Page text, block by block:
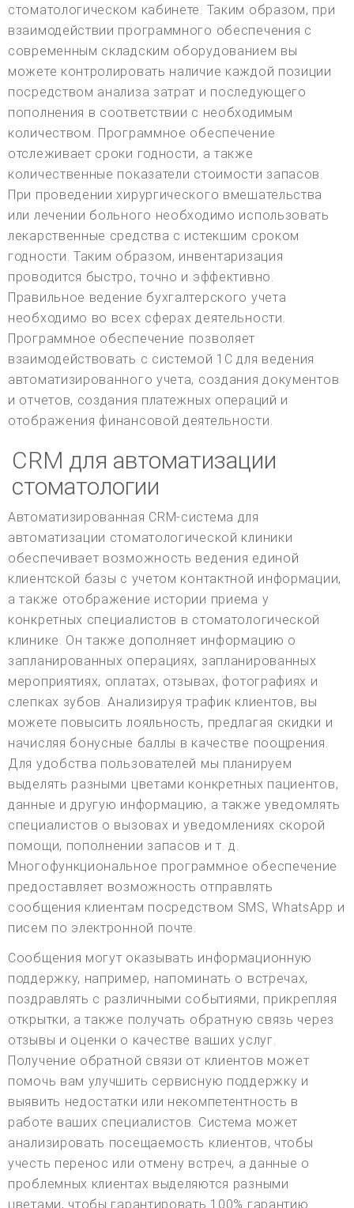
стоматологическом кабинете. Таким образом, при
взаимодействии программного обеспечения с
современным складским оборудованием вы
можете контролировать наличие каждой позиции
посредством анализа затрат и последующего
пополнения в соответствии с необходимым
количеством. Программное обеспечение
отслеживает сроки годности, а также
количественные показатели стоимости запасов.
При проведении хирургического вмешательства
или лечении больного необходимо использовать
лекарственные средства с истекшим сроком
годности. Таким образом, инвентаризация
проводится быстро, точно и эффективно.
Правильное ведение бухгалтерского учета
необходимо во всех сферах деятельности.
Программное обеспечение позволяет
взаимодействовать с системой 1С для ведения
автоматизированного учета, создания документов
и отчетов, создания платежных операций и
отображения финансовой деятельности.
CRM для автоматизации
стоматологии
Автоматизированная CRM-система для
автоматизации стоматологической клиники
обеспечивает возможность ведения единой
клиентской базы с учетом контактной информации,
а также отображение истории приема у
конкретных специалистов в стоматологической
клинике. Он также дополняет информацию о
запланированных операциях, запланированных
мероприятиях, оплатах, отзывах, фотографиях и
слепках зубов. Анализируя трафик клиентов, вы
можете повысить лояльность, предлагая скидки и
начисляя бонусные баллы в качестве поощрения.
Для удобства пользователей мы планируем
выделять разными цветами конкретных пациентов,
данные и другую информацию, а также уведомлять
специалистов о вызовах и уведомлениях скорой
помощи, пополнении запасов и т. д.
Многофункциональное программное обеспечение
предоставляет возможность отправлять
сообщения клиентам посредством SMS, WhatsApp и
писем по электронной почте.
Сообщения могут оказывать информационную
поддержку, например, напоминать о встречах,
поздравлять с различными событиями, прикрепляя
открытки, а также получать обратную связь через
отзывы и оценки о качестве ваших услуг.
Получение обратной связи от клиентов может
помочь вам улучшить сервисную поддержку и
выявить недостатки или некомпетентность в
работе ваших специалистов. Система может
анализировать посещаемость клиентов, чтобы
учесть перенос или отмену встреч, а данные о
проблемных клиентах выделяются разными
цветами, чтобы гарантировать 100% гарантию